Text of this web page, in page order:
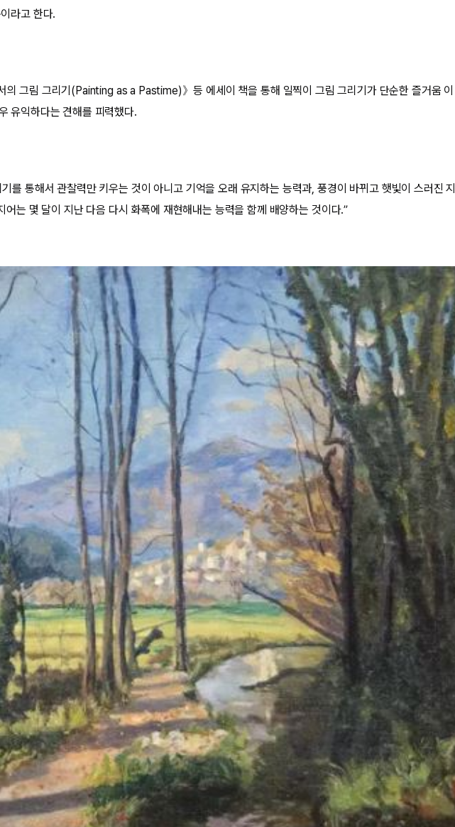
라고 한다.
의 그림 그리기(Painting as a Pastime)》등 에세이 책을 통해 일찍이 그림 그리기가 단순한 즐거움 이
유익하다는 견해를 피력했다.
를 통해서 관찰력만 키우는 것이 아니고 기억을 오래 유지하는 능력과, 풍경이 바뀌고 햇빛이 스러진 지
어는 몇 달이 지난 다음 다시 화폭에 재현해내는 능력을 함께 배양하는 것이다.”